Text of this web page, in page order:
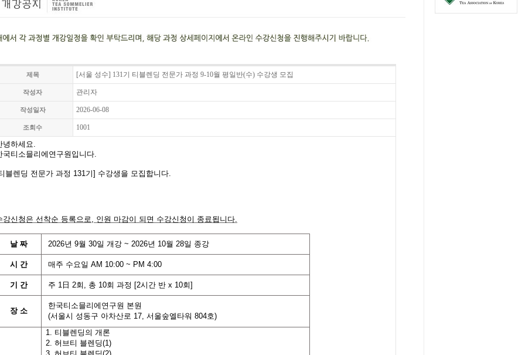
제목 [서울 성수] 131기 티블렌딩 전문가 과정 9-10월 평일반(수) 수강생 모집
작성자 관리자
작성일자 2026-06-08
조회수 1001
녕하세요.
국티소믈리에연구원입니다.
블렌딩 전문가 과정 131기] 수강생을 모집합니다.
강신청은 선착순 등록으로, 인원 마감이 되면 수강신청이 종료됩니다.
날 짜 2026년 9월 30일 개강~ 2026년 10월 28일 종강
시 간 매주 수요일 AM 10:00 ~ PM 4:00
기 간 주 1日 2회 , 총 10회 과정 [2시간 반x 10회]
장 소
한국티소믈리에연구원 본원
(서울시 성동구 아차산로 17, 서울숲엘타워 804호)
1. 티블렌딩의 개론
2. 허브티 블렌딩(1)